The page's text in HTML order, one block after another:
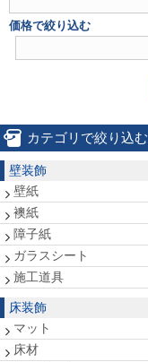
価格で絞り込む
カテゴリで絞り込む
壁装飾
壁紙
襖紙
障子紙
ガラスシート
施工道具
床装飾
マット
床材